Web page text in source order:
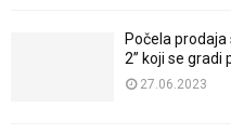
Počela prodaja
2” koji se gradi
27.06.2023